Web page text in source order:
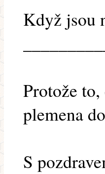
Když jsou
Protože
plemena
S